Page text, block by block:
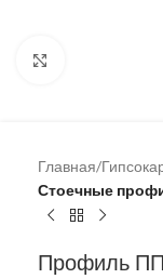
Главная
Стоечные
Профиль